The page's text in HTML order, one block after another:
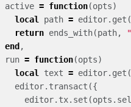
active = function(opts)
local
path = editor. get (
return ends_with(path,
end ,
run = function(opts)
local
text = editor. get (
editor. transact ({
editor. tx. set (opts .